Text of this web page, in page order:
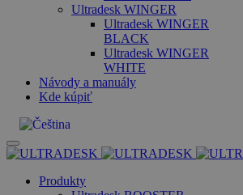
Ultradesk WINGER
Ultradesk WINGER
BLACK
Ultradesk WINGER
WHITE
Návody a manuály
Kde kúpiť
Produkty